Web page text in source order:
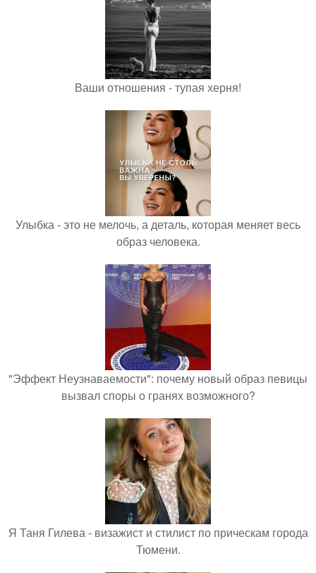
Ваши отношения - тупая херня!
Улыбка - это не мелочь, а деталь, которая меняет весь
образ человека.
"Эффект Неузнаваемости": почему новый образ певицы
вызвал споры о гранях возможного?
Я Таня Гилева - визажист и стилист по прическам города
Тюмени.